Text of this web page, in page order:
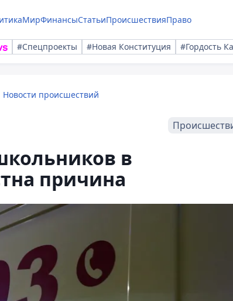
МирФинансыСтатьиПроисшествияПраво
#Спецпроекты #Новая Конституция #Гордость
Новости происшествий
в
причина